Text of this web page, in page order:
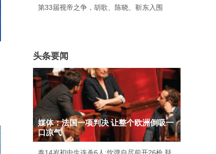
第33届视帝之争，胡歌、陈晓、靳东入围
头条要闻
媒体：法国一项判决 让整个欧洲倒吸一
口凉气